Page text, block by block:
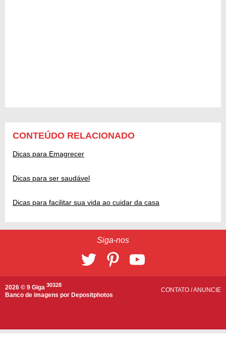
CONTEÚDO RELACIONADO
Dicas para Emagrecer
Dicas para ser saudável
Dicas para facilitar sua vida ao cuidar da casa
Siga-nos
2026 © 9 Giga 30328
Banco de imagens por Depositphotos
CONTATO /ANUNCIE